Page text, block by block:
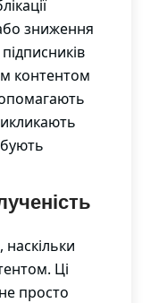
зниження
контентом
наскільки
Ці
просто